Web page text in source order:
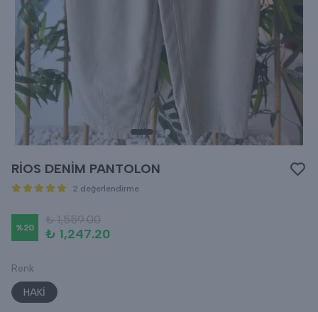
RİOS DENİM PANTOLON
2 değerlendirme
%20
₺ 1,559.00
₺ 1,247.20
Renk
HAKİ